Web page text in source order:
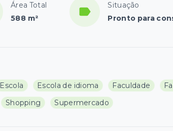
Área Total
588 m²
Situação
Pronto para
Escola Escola de idioma Faculdade
Shopping Supermercado